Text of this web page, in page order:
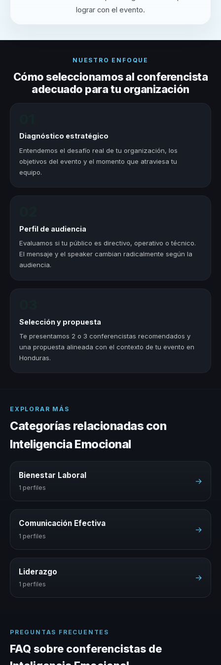
lograr con el evento.
NUESTRO ENFOQUE
Cómo seleccionamos al conferencista
adecuado para tu organización
Diagnóstico estratégico
Entendemos el desafío real de tu organización, los
objetivos del evento y el momento que atraviesa tu
equipo.
Perfil de audiencia
Evaluamos si tu público es directivo, operativo o técnico.
El mensaje y el speaker cambian radicalmente según la
audiencia.
Selección y propuesta
Te presentamos 2 o 3 conferencistas recomendados y
una propuesta alineada con el contexto de tu evento en
Honduras.
EXPLORAR MÁS
Categorías relacionadas con
Inteligencia Emocional
Bienestar Laboral
1 perfiles
→
Comunicación Efectiva
1 perfiles
→
Liderazgo
1 perfiles
→
PREGUNTAS FRECUENTES
FAQ sobre conferencistas de